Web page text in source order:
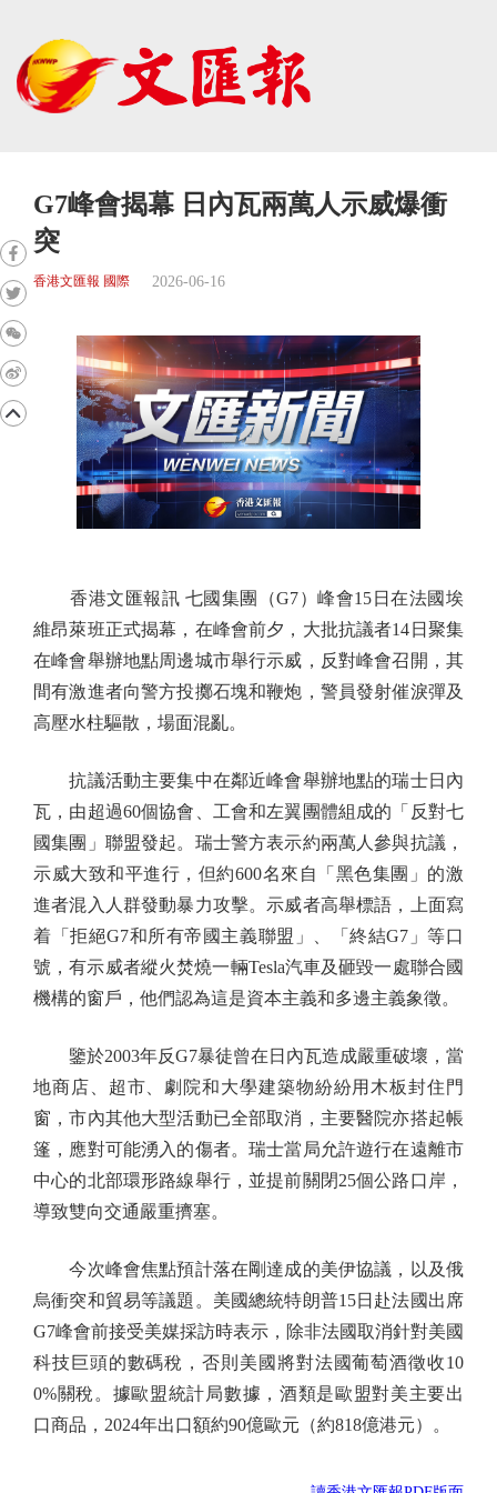
G7峰會揭幕 日內瓦兩萬人示威爆衝
突
香港文匯報 國際 2026-06-16
香港文匯報訊 七國集團（G7）峰會15日在法國埃
維昂萊班正式揭幕，在峰會前夕，大批抗議者14日聚集
在峰會舉辦地點周邊城市舉行示威，反對峰會召開，其
間有激進者向警方投擲石塊和鞭炮，警員發射催淚彈及
高壓水柱驅散，場面混亂。
抗議活動主要集中在鄰近峰會舉辦地點的瑞士日內
瓦，由超過60個協會、工會和左翼團體組成的「反對七
國集團」聯盟發起。瑞士警方表示約兩萬人參與抗議，
示威大致和平進行，但約600名來自「黑色集團」的激
進者混入人群發動暴力攻擊。示威者高舉標語，上面寫
着「拒絕G7和所有帝國主義聯盟」、「終結G7」等口
號，有示威者縱火焚燒一輛Tesla汽車及砸毀一處聯合國
機構的窗戶，他們認為這是資本主義和多邊主義象徵。
鑒於2003年反G7暴徒曾在日內瓦造成嚴重破壞，當
地商店、超市、劇院和大學建築物紛紛用木板封住門
窗，市內其他大型活動已全部取消，主要醫院亦搭起帳
篷，應對可能湧入的傷者。瑞士當局允許遊行在遠離市
中心的北部環形路線舉行，並提前關閉25個公路口岸，
導致雙向交通嚴重擠塞。
今次峰會焦點預計落在剛達成的美伊協議，以及俄
烏衝突和貿易等議題。美國總統特朗普15日赴法國出席
G7峰會前接受美媒採訪時表示，除非法國取消針對美國
科技巨頭的數碼稅，否則美國將對法國葡萄酒徵收10
0%關稅。據歐盟統計局數據，酒類是歐盟對美主要出
口商品，2024年出口額約90億歐元（約818億港元）。